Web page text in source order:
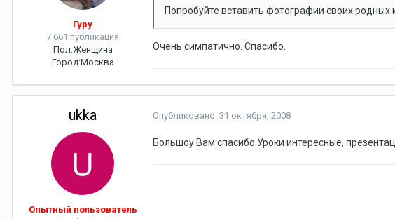
Гуру
7 661 публикация
Пол:Женщина
Город:Москва
Попробуйте вставить фотографии своих родных
Очень симпатично. Спасибо.
ukka
Опытный пользователь
Опубликовано: 31 октября, 2008
Большоу Вам спасибо.Уроки интересные,